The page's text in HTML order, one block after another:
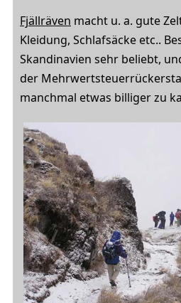
Fjällräven macht u. a. gute
Kleidung, Schlafsäcke etc..
Skandinavien sehr beliebt,
der
manchmal etwas billiger zu